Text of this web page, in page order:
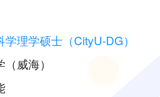
理学硕士（CityU-DG）
威海）